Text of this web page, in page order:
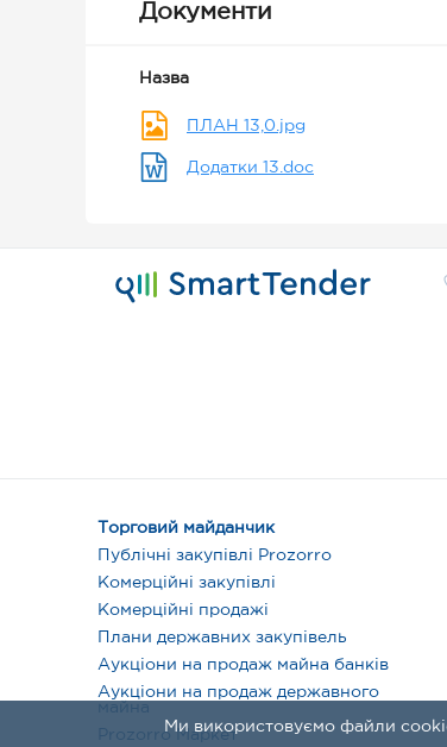
Документи
Назва
ПЛАН 13,0.jpg
Додатки 13.doc
Ми використовуємо файли
Торговий майданчик
Публічні закупівлі Prozorro
Комерційні закупівлі
Комерційні продажі
Плани державних закупівель
Аукціони на продаж майна банків
Аукціони на продаж державного
майна
Prozorro Маркет